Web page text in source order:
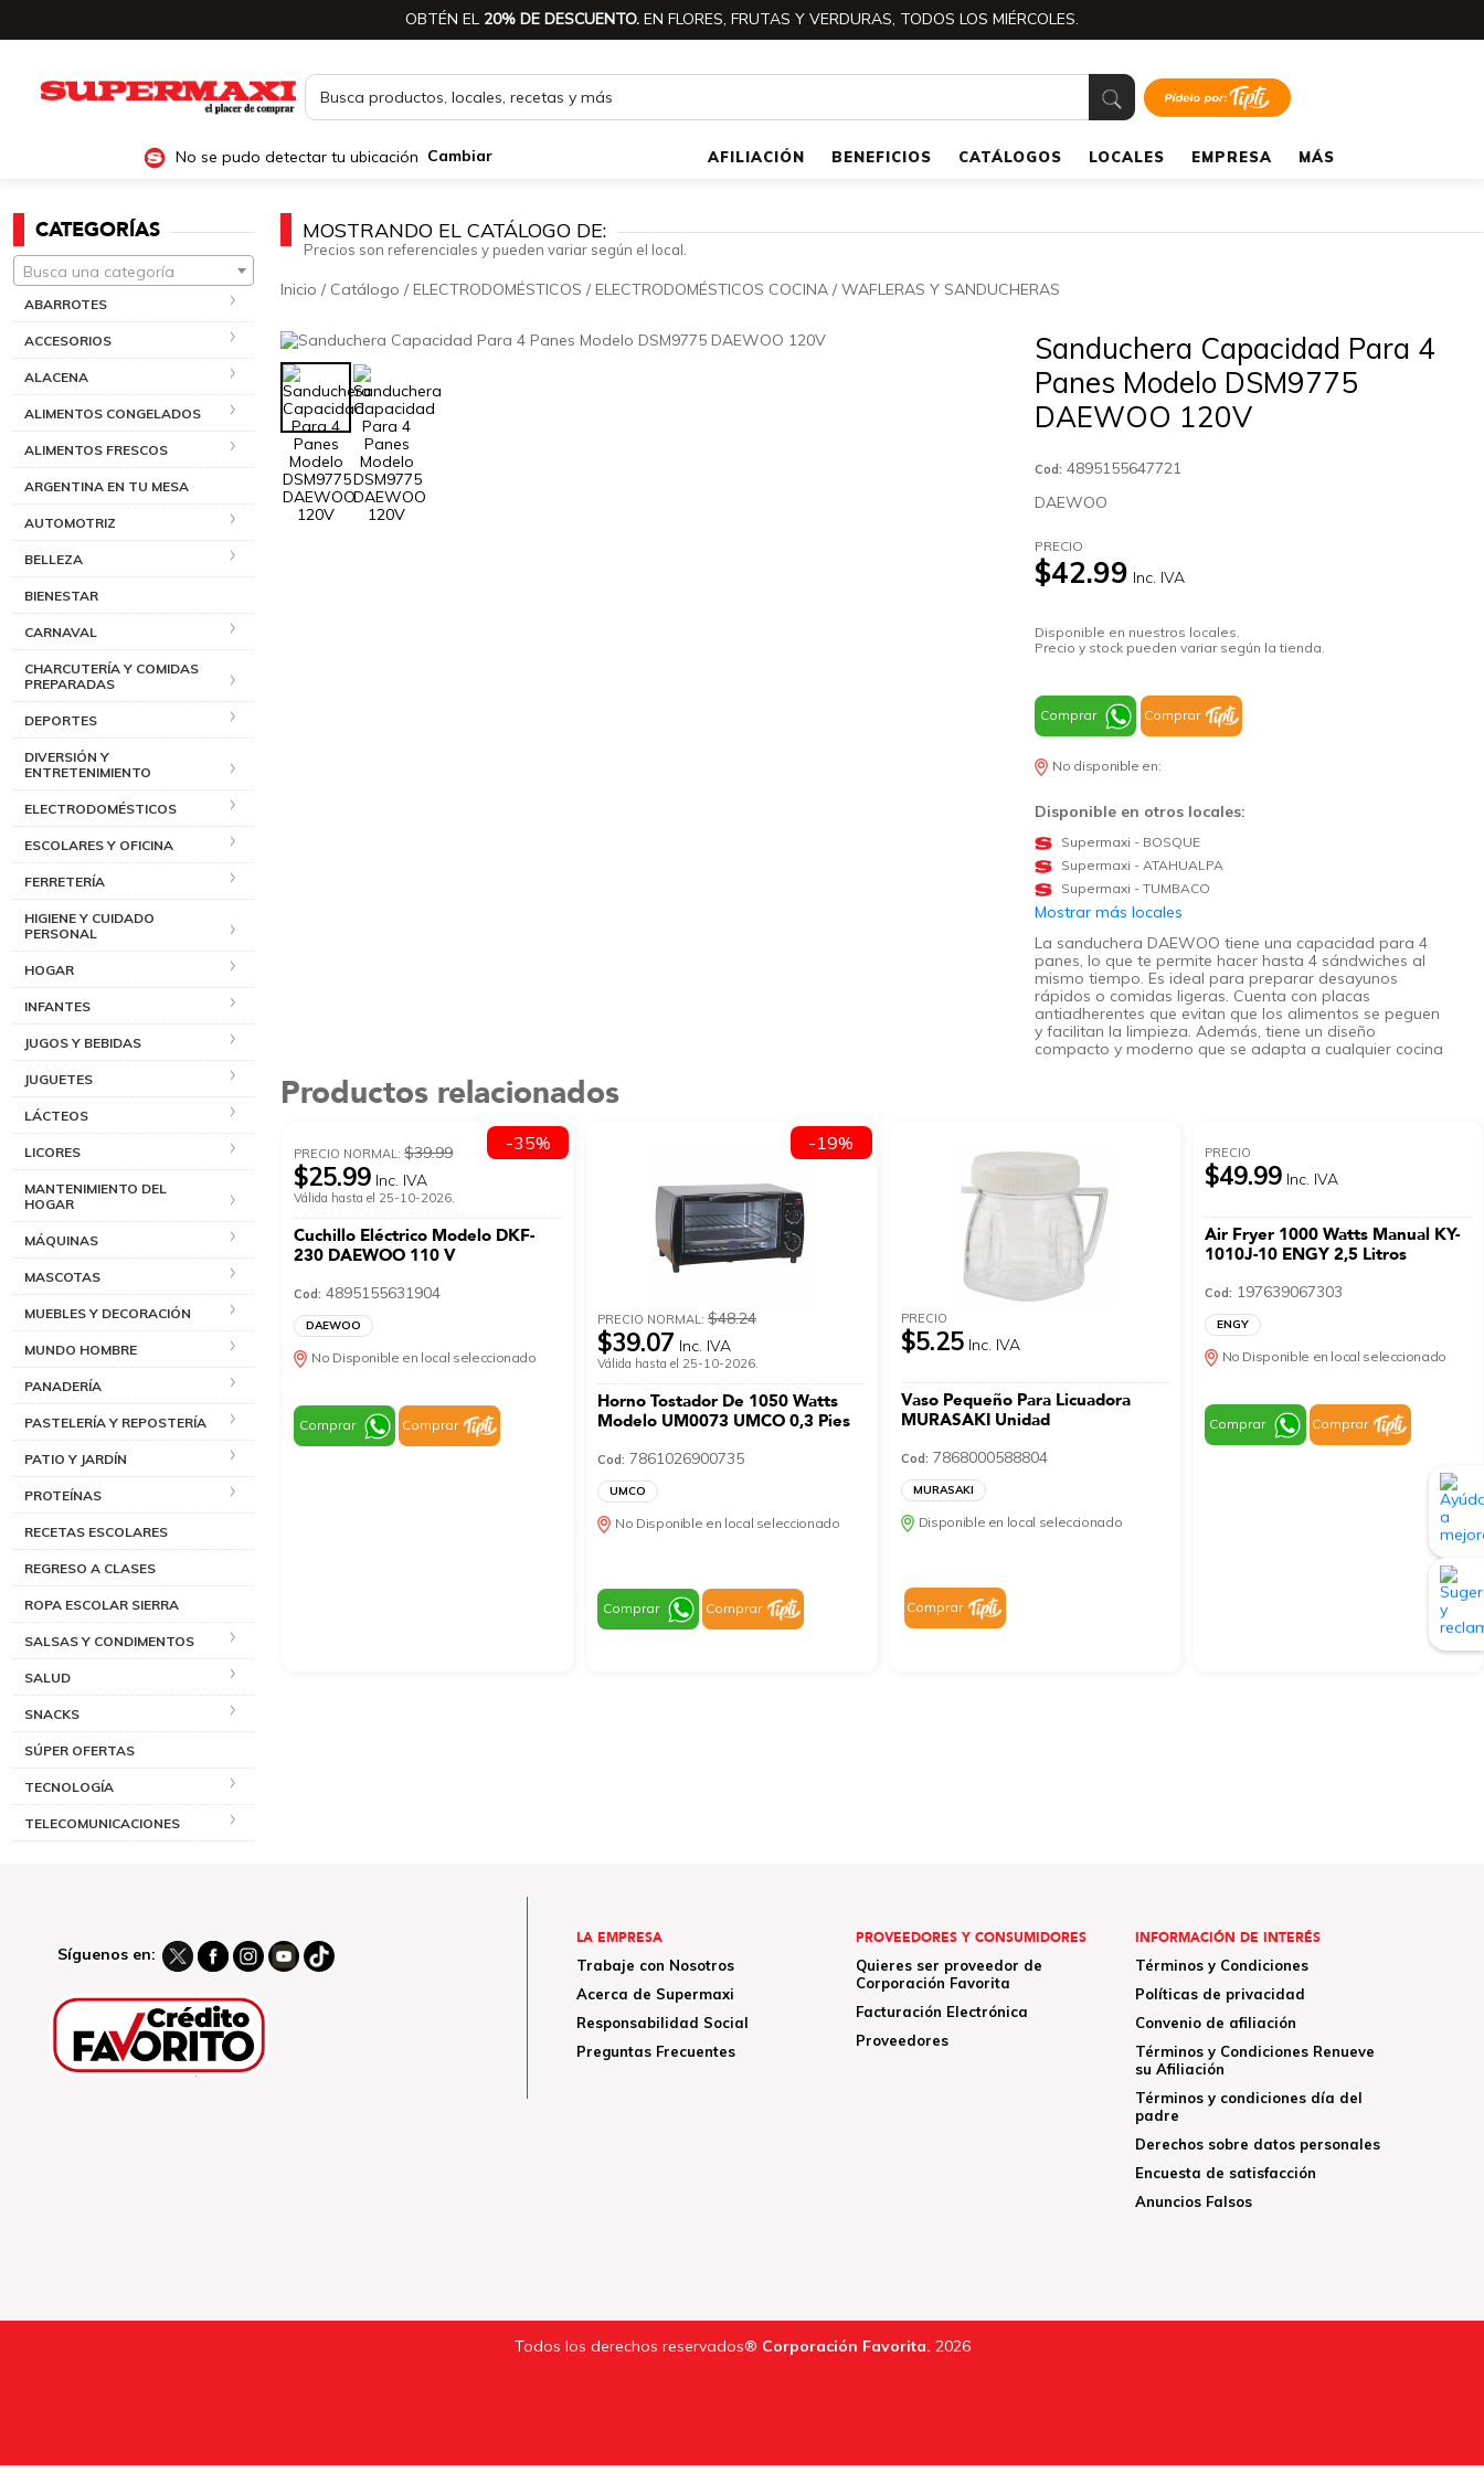
OBTÉN EL 20% DE DESCUENTO. EN FLORES, FRUTAS Y VERDURAS, TODOS LOS MIÉRCOLES.
No se pudo detectar tu ubicación Cambiar AFILIACIÓN BENEFICIOS CATÁLOGOS LOCALES EMPRESA MÁS
CATEGORÍAS
Busca una categoría
ABARROTES
ACCESORIOS
ALACENA
ALIMENTOS CONGELADOS
ALIMENTOS FRESCOS
ARGENTINA EN TU MESA
AUTOMOTRIZ
BELLEZA
BIENESTAR
CARNAVAL
CHARCUTERÍA Y COMIDAS
PREPARADAS
DEPORTES
DIVERSIÓN Y
ENTRETENIMIENTO
ELECTRODOMÉSTICOS
ESCOLARES Y OFICINA
FERRETERÍA
HIGIENE Y CUIDADO
PERSONAL
HOGAR
INFANTES
JUGOS Y BEBIDAS
JUGUETES
LÁCTEOS
LICORES
MANTENIMIENTO DEL
HOGAR
MÁQUINAS
MASCOTAS
MUEBLES Y DECORACIÓN
MUNDO HOMBRE
PANADERÍA
PASTELERÍA Y REPOSTERÍA
PATIO Y JARDÍN
PROTEÍNAS
RECETAS ESCOLARES
REGRESO A CLASES
ROPA ESCOLAR SIERRA
SALSAS Y CONDIMENTOS
SALUD
SNACKS
SÚPER OFERTAS
TECNOLOGÍA
TELECOMUNICACIONES
MOSTRANDO EL CATÁLOGO DE:
Precios son referenciales y pueden variar según el local.
Inicio / Catálogo / ELECTRODOMÉSTICOS / ELECTRODOMÉSTICOS COCINA /WAFLERAS Y SANDUCHERAS
Sanduchera Capacidad Para 4
Panes Modelo DSM9775
DAEWOO 120V
Cod: 4895155647721
DAEWOO
PRECIO
$42.99 Inc. IVA
Disponible en nuestros locales.
Precio y stock pueden variar según la tienda.
Comprar Comprar
No disponible en:
Disponible en otros locales:
Supermaxi - BOSQUE
Supermaxi - ATAHUALPA
Supermaxi - TUMBACO
Mostrar más locales
La sanduchera DAEWOO tiene una capacidad para 4
panes, lo que te permite hacer hasta 4 sándwiches al
mismo tiempo. Es ideal para preparar desayunos
rápidos o comidas ligeras. Cuenta con placas
antiadherentes que evitan que los alimentos se peguen
y facilitan la limpieza. Además, tiene un diseño
compacto y moderno que se adapta a cualquier cocina
Productos relacionados
PRECIO NORMAL:$39.99
$25.99 Inc. IVA
Válida hasta el 25-10-2026.
Cuchillo Eléctrico Modelo DKF-
230 DAEWOO 110 V
Cod: 4895155631904
DAEWOO
No Disponible en local seleccionado
Comprar Comprar
-35%
PRECIO NORMAL:$48.24
$39.07 Inc. IVA
Válida hasta el 25-10-2026.
Horno Tostador De 1050 Watts
Modelo UM0073 UMCO 0,3 Pies
Cod: 7861026900735
UMCO
No Disponible en local seleccionado
Comprar Comprar
-19%
PRECIO
$5.25 Inc. IVA
Vaso Pequeño Para Licuadora
MURASAKI Unidad
Cod: 7868000588804
MURASAKI
Disponible en local seleccionado
Comprar
PRECIO
$49.99 Inc. IVA
Air Fryer 1000 Watts Manual KY-
1010J-10 ENGY 2,5 Litros
Cod: 197639067303
ENGY
No Disponible en local seleccionado
Comprar Comprar
Síguenos en:
LA EMPRESA
Trabaje con Nosotros
Acerca de Supermaxi
Responsabilidad Social
Preguntas Frecuentes
PROVEEDORES Y CONSUMIDORES
Quieres ser proveedor de
Corporación Favorita
Facturación Electrónica
Proveedores
INFORMACIÓN DE INTERÉS
Términos y Condiciones
Políticas de privacidad
Convenio de afiliación
Términos y Condiciones Renueve
su Afiliación
Términos y condiciones día del
padre
Derechos sobre datos personales
Encuesta de satisfacción
Anuncios Falsos
Todos los derechos reservados® Corporación Favorita. 2026